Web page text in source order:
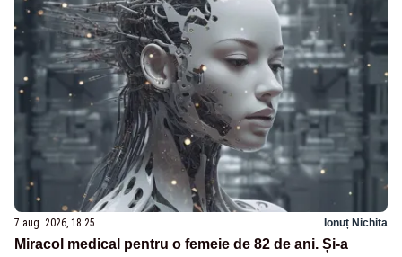
7 aug. 2026, 18:25 Ionuț Nichita
Miracol medical pentru o femeie de 82 de ani. Și-a